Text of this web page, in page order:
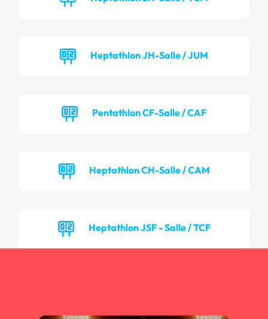
Heptathlon JH-Salle / JUM
Pentathlon CF-Salle / CAF
Heptathlon CH-Salle / CAM
Heptathlon JSF - Salle / TCF